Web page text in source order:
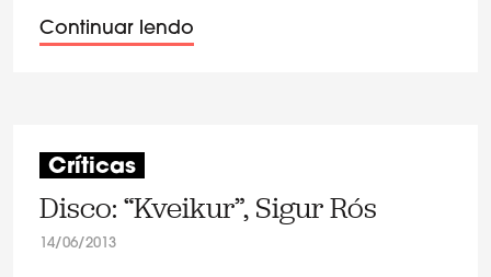
Continuar lendo
Críticas
Disco: “Kveikur”, Sigur Rós
14/06/2013